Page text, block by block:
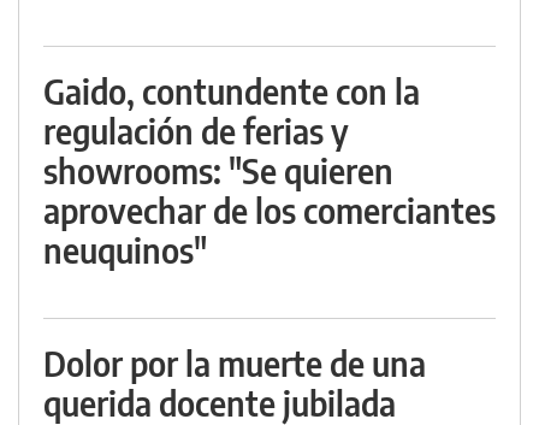
Gaido, contundente con la
regulación de ferias y
showrooms: "Se quieren
aprovechar de los comerciantes
neuquinos"
Dolor por la muerte de una
querida docente jubilada